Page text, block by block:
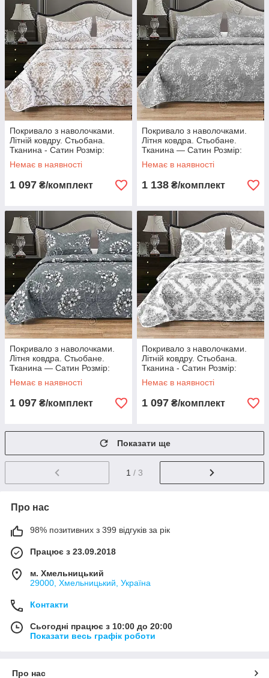
Покривало з наволочками.
Літній ковдру. Стьобана.
Тканина - Сатин Розмір:
200х220 Наволочки: 50*70
Немає в наявності
1 097 ₴/комплект
Покривало з наволочками.
Літня ковдра. Стьобане.
Тканина — Сатин Розмір:
200х220 Наволочки: 50*70
Немає в наявності
1 138 ₴/комплект
Покривало з наволочками.
Літня ковдра. Стьобане.
Тканина — Сатин Розмір:
200х220 Наволочки: 50*70
Немає в наявності
1 097 ₴/комплект
Покривало з наволочками.
Літній ковдру. Стьобана.
Тканина - Сатин Розмір:
200х220 Наволочки: 50*70
Немає в наявності
1 097 ₴/комплект
Показати ще
1 / 3
Про нас
98% позитивних з 399 відгуків за рік
Працює з 23.09.2018
м. Хмельницький
29000, Хмельницький, Україна
Контакти
Сьогодні працює з 10:00 до 20:00
Показати весь графік роботи
Про нас